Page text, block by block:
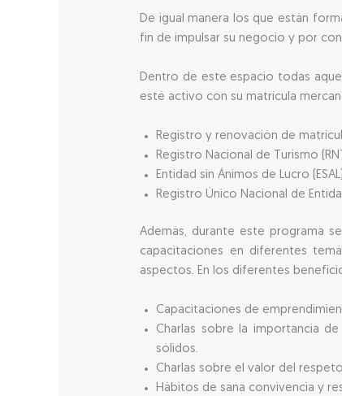
De igual manera los que están
fin de impulsar su negocio y por
Dentro de este espacio todas
esté activo con su matrícula
Registro y renovación de
Registro Nacional de Turismo
Entidad sin Ánimos de Lucro
Registro Único Nacional de
Además, durante este programa
capacitaciones en diferentes
aspectos. En los diferentes
Capacitaciones de
Charlas sobre la importancia
sólidos.
Charlas sobre el valor del
Hábitos de sana convivencia y